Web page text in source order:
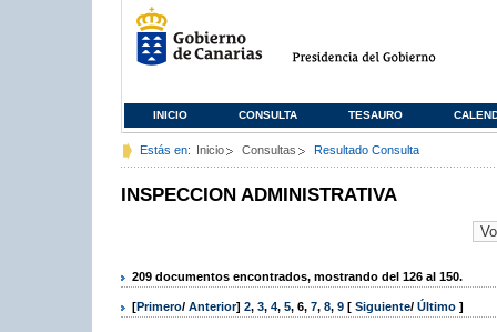
INICIO CONSULTA TESAURO
Estás en: Inicio Consultas Resultado Consulta
INSPECCION ADMINISTRATIVA
209 documentos encontrados, mostrando del 126 al 150.
[Primero/ Anterior] 2, 3, 4, 5, 6, 7, 8, 9 [ Siguiente/ Último ]